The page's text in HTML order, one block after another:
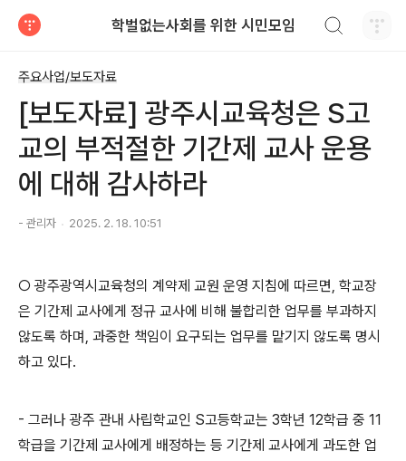
학벌없는사회를 위한 시민모임
주요사업/보도자료
[보도자료] 광주시교육청은 S고
교의 부적절한 기간제 교사 운용
에 대해 감사하라
- 관리자 2025. 2. 18. 10:51
○광주광역시교육청의 계약제 교원 운영 지침에 따르면, 학교장
은 기간제 교사에게 정규 교사에 비해 불합리한 업무를 부과하지
않도록 하며, 과중한 책임이 요구되는 업무를 맡기지 않도록 명시
하고 있다.
- 그러나 광주 관내 사립학교인 S고등학교는 3학년 12학급 중 11
학급을 기간제 교사에게 배정하는 등 기간제 교사에게 과도한 업